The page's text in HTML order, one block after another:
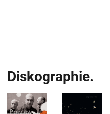
Diskographie.